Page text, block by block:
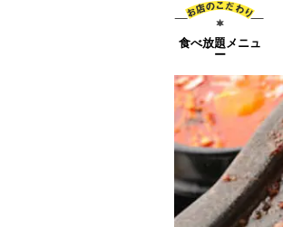
食べ放題メニュ
ー